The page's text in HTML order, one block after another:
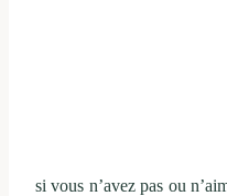
si vous n’avez pas ou